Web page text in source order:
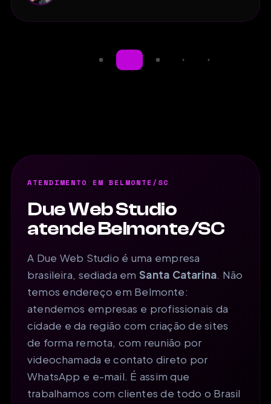
ATENDIMENTO EM BELMONTE/SC
Due Web Studio
atende Belmonte/SC
A Due Web Studio é uma empresa
brasileira, sediada emSanta Catarina. Não
temos endereço em Belmonte:
atendemos empresas e profissionais da
cidade e da região com criação de sites
de forma remota, com reunião por
videochamada e contato direto por
WhatsApp e e-mail. É assim que
trabalhamos com clientes de todo o Brasil